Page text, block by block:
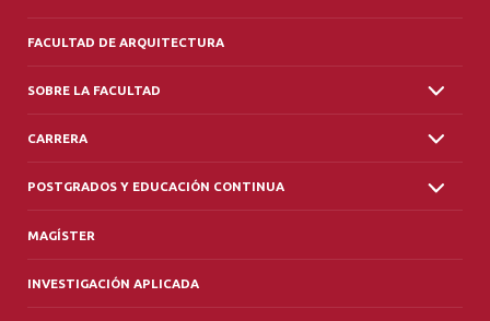
FACULTAD DE ARQUITECTURA
SOBRE LA FACULTAD
CARRERA
POSTGRADOS Y EDUCACIÓN CONTINUA
MAGÍSTER
INVESTIGACIÓN APLICADA